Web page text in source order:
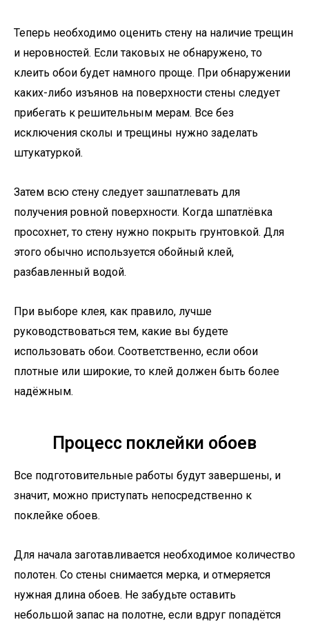
Теперь необходимо оценить стену на наличие трещин
и неровностей. Если таковых не обнаружено, то
клеить обои будет намного проще. При обнаружении
каких-либо изъянов на поверхности стены следует
прибегать к решительным мерам. Все без
исключения сколы и трещины нужно заделать
штукатуркой.
Затем всю стену следует зашпатлевать для
получения ровной поверхности. Когда шпатлёвка
просохнет, то стену нужно покрыть грунтовкой. Для
этого обычно используется обойный клей,
разбавленный водой.
При выборе клея, как правило, лучше
руководствоваться тем, какие вы будете
использовать обои. Соответственно, если обои
плотные или широкие, то клей должен быть более
надёжным.
Процесс поклейки обоев
Все подготовительные работы будут завершены, и
значит, можно приступать непосредственно к
поклейке обоев.
Для начала заготавливается необходимое количество
полотен. Со стены снимается мерка, и отмеряется
нужная длина обоев. Не забудьте оставить
небольшой запас на полотне, если вдруг попадётся